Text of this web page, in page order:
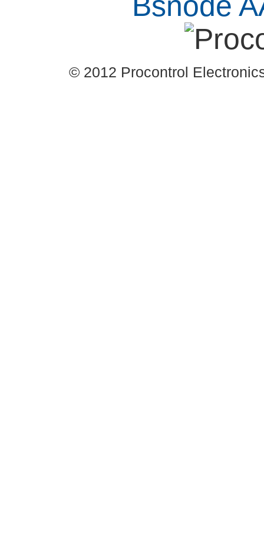
© 2012 Procontrol